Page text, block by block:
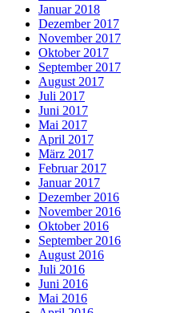
Januar 2018
Dezember 2017
November 2017
Oktober 2017
September 2017
August 2017
Juli 2017
Juni 2017
Mai 2017
April 2017
März 2017
Februar 2017
Januar 2017
Dezember 2016
November 2016
Oktober 2016
September 2016
August 2016
Juli 2016
Juni 2016
Mai 2016